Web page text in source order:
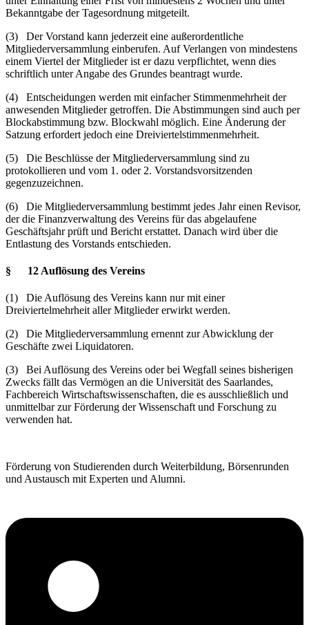
Bekanntgabe der Tagesordnung mitgeteilt.
(3) Der Vorstand kann jederzeit eine außerordentliche
Mitgliederversammlung einberufen. Auf Verlangen von mindestens
einem Viertel der Mitglieder ist er dazu verpflichtet, wenn dies
schriftlich unter Angabe des Grundes beantragt wurde.
(4) Entscheidungen werden mit einfacher Stimmenmehrheit der
anwesenden Mitglieder getroffen. Die Abstimmungen sind auch per
Blockabstimmung bzw. Blockwahl möglich. Eine Änderung der
Satzung erfordert jedoch eine Dreiviertelstimmenmehrheit.
(5) Die Beschlüsse der Mitgliederversammlung sind zu
protokollieren und vom 1. oder 2. Vorstandsvorsitzenden
gegenzuzeichnen.
(6) Die Mitgliederversammlung bestimmt jedes Jahr einen Revisor,
der die Finanzverwaltung des Vereins für das abgelaufene
Geschäftsjahr prüft und Bericht erstattet. Danach wird über die
Entlastung des Vorstands entschieden.
§ 12 Auflösung des Vereins
(1) Die Auflösung des Vereins kann nur mit einer
Dreiviertelmehrheit aller Mitglieder erwirkt werden.
(2) Die Mitgliederversammlung ernennt zur Abwicklung der
Geschäfte zwei Liquidatoren.
(3) Bei Auflösung des Vereins oder bei Wegfall seines bisherigen
Zwecks fällt das Vermögen an die Universität des Saarlandes,
Fachbereich Wirtschaftswissenschaften, die es ausschließlich und
unmittelbar zur Förderung der Wissenschaft und Forschung zu
verwenden hat.
Förderung von Studierenden durch Weiterbildung, Börsenrunden
und Austausch mit Experten und Alumni.